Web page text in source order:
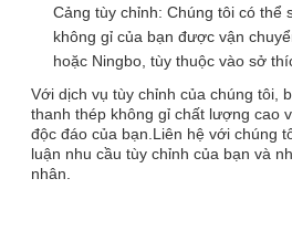
Cảng tùy chỉnh: Chúng tôi có thể
không gỉ của bạn được vận
hoặc Ningbo, tùy thuộc vào sở
Với dịch vụ tùy chỉnh của chúng tôi,
thanh thép không gỉ chất lượng cao
độc đáo của bạn.Liên hệ với chúng
luận nhu cầu tùy chỉnh của bạn và
nhân.